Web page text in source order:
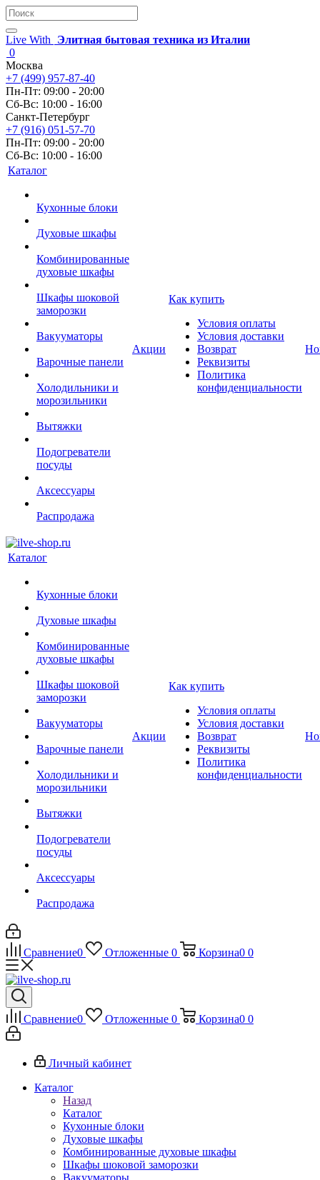
Live With
Элитная бытовая техника из Италии
0
Москва
+7 (499) 957-87-40
Пн-Пт: 09:00 - 20:00
Сб-Вс: 10:00 - 16:00
Санкт-Петербург
+7 (916) 051-57-70
Пн-Пт: 09:00 - 20:00
Сб-Вс: 10:00 - 16:00
Каталог
Кухонные блоки
Духовые шкафы
Комбинированные
духовые шкафы
Шкафы шоковой
заморозки
Вакууматоры
Варочные панели
Холодильники и
морозильники
Вытяжки
Подогреватели
посуды
Аксессуары
Распродажа
Акции
Как купить
Условия оплаты
Условия доставки
Возврат
Реквизиты
Политика
конфиденциальности
Каталог
Кухонные блоки
Духовые шкафы
Комбинированные
духовые шкафы
Шкафы шоковой
заморозки
Вакууматоры
Варочные панели
Холодильники и
морозильники
Вытяжки
Подогреватели
посуды
Аксессуары
Распродажа
Акции
Как купить
Условия оплаты
Условия доставки
Возврат
Реквизиты
Политика
конфиденциальности
Сравнение0 Отложенные 0 Корзина0 0
Сравнение0 Отложенные 0 Корзина0 0
Личный кабинет
Каталог
Назад
Каталог
Кухонные блоки
Духовые шкафы
Комбинированные духовые шкафы
Шкафы шоковой заморозки
Вакууматоры